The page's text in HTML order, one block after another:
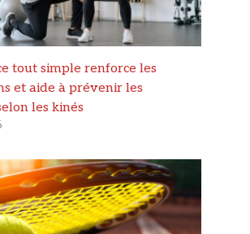
tout simple renforce les
et aide à prévenir les
les kinés